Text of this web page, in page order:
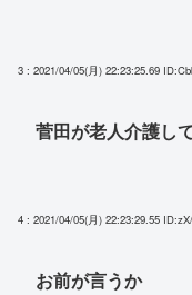
3 : 2021/04/05(月) 22:23:25.69
菅田が老人介護し
4 : 2021/04/05(月) 22:23:29.55
お前が言うか